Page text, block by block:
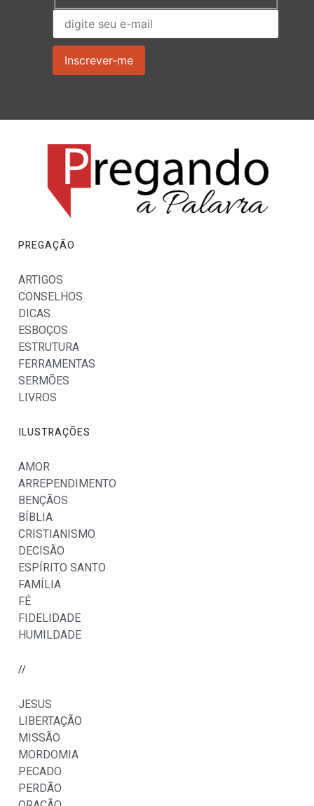
PREGAÇÃO
ARTIGOS
CONSELHOS
DICAS
ESBOÇOS
ESTRUTURA
FERRAMENTAS
SERMÕES
LIVROS
ILUSTRAÇÕES
AMOR
ARREPENDIMENTO
BENÇÃOS
BÍBLIA
CRISTIANISMO
DECISÃO
ESPÍRITO SANTO
FAMÍLIA
FÉ
FIDELIDADE
HUMILDADE
//
JESUS
LIBERTAÇÃO
MISSÃO
MORDOMIA
PECADO
PERDÃO